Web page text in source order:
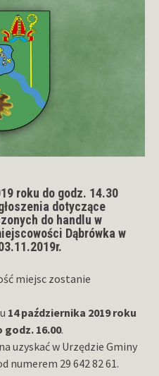
roku do godz. 14.30
dotyczące
do handlu w
Dąbrówka w
miejsc zostanie
14 października 2019 roku
godz. 16.00.
uzyskać w Urzędzie Gminy
29 642 82 61.